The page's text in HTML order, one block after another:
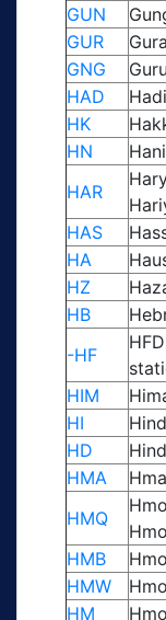
GUN
GUR
GNG
HAD
HK
HN
Hani
HAR
HAS
HA
HZ
HB
-HF
HIM
HI
HD
HMA
HMQ
HMB
HMW
HM